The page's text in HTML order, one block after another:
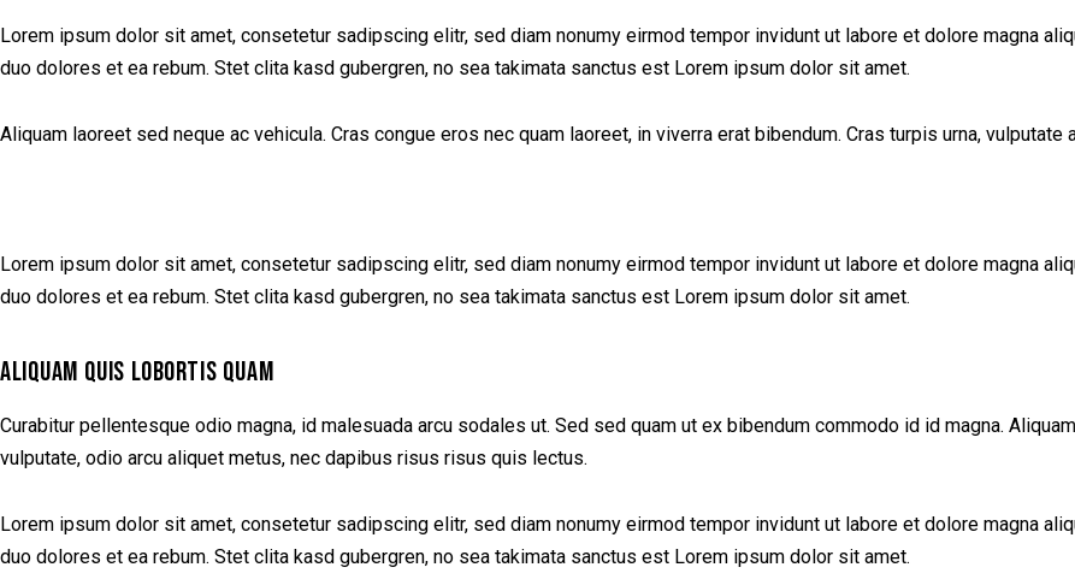
Lorem ipsum dolor sit amet, consetetur sadipscing elitr, sed diam nonumy eirmod tempor invidunt ut labore et dolore magna
duo dolores et ea rebum. Stet clita kasd gubergren, no sea takimata sanctus est Lorem ipsum dolor sit amet.
Aliquam laoreet sed neque ac vehicula. Cras congue eros nec quam laoreet, in viverra erat bibendum. Cras turpis urna,
Lorem ipsum dolor sit amet, consetetur sadipscing elitr, sed diam nonumy eirmod tempor invidunt ut labore et dolore magna
duo dolores et ea rebum. Stet clita kasd gubergren, no sea takimata sanctus est Lorem ipsum dolor sit amet.
ALIQUAM QUIS LOBORTIS QUAM
Curabitur pellentesque odio magna, id malesuada arcu sodales ut. Sed sed quam ut ex bibendum commodo id id magna.
vulputate, odio arcu aliquet metus, nec dapibus risus risus quis lectus.
Lorem ipsum dolor sit amet, consetetur sadipscing elitr, sed diam nonumy eirmod tempor invidunt ut labore et dolore magna
duo dolores et ea rebum. Stet clita kasd gubergren, no sea takimata sanctus est Lorem ipsum dolor sit amet.